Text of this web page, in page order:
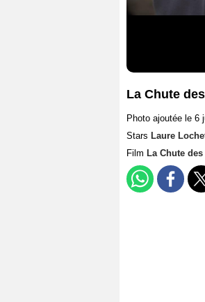
La Chute
Photo ajoutée le 6
Stars Laure
Film La Chute